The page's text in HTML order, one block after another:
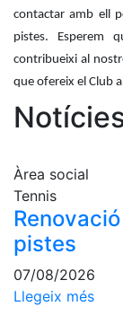
Àrea
Tennis
Escola de
tennis
equips
Llegendes
contactar amb ell
pistes. Esperem
contribueixi al
que ofereix el Club
Àrea social
Tennis
pistes
07/08/2026
Llegeix més